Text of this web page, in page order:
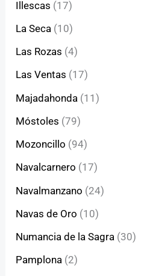
Illescas (17)
La Seca (10)
Las Rozas (4)
Las Ventas (17)
Majadahonda (11)
Móstoles (79)
Mozoncillo (94)
Navalcarnero (17)
Navalmanzano (24)
Navas de Oro (10)
Numancia de la Sagra (30)
Pamplona (2)